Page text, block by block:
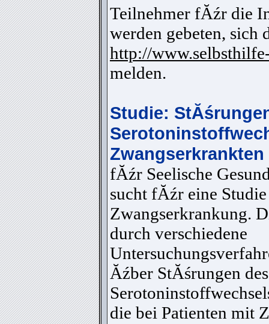
Teilnehmer fĂźr die
werden gebeten, sich
http://
melden.
Studie:
Zwangserkrankten
fĂźr Seelische
sucht fĂźr eine
Zwangserkrankung.
durch verschiedene
Ăźber StĂśrungen des
die bei Patienten mit